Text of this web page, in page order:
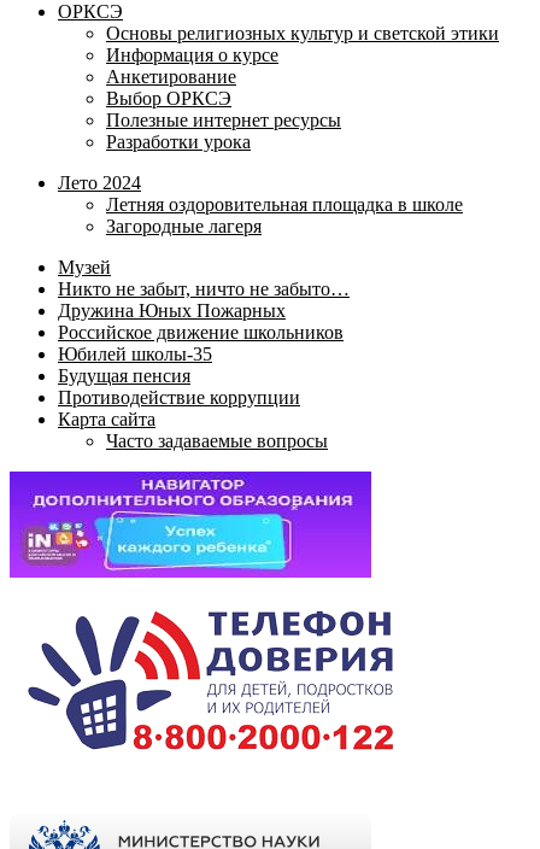
ОРКСЭ
Основы религиозных культур и светской этики
Информация о курсе
Анкетирование
Выбор ОРКСЭ
Полезные интернет ресурсы
Разработки урока
Лето 2024
Летняя оздоровительная площадка в школе
Загородные лагеря
Музей
Никто не забыт, ничто не забыто…
Дружина Юных Пожарных
Российское движение школьников
Юбилей школы-35
Будущая пенсия
Противодействие коррупции
Карта сайта
Часто задаваемые вопросы